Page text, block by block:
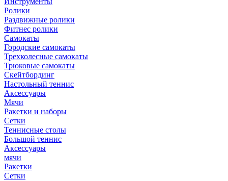
Ролики
Раздвижные ролики
Фитнес ролики
Самокаты
Городские самокаты
Трехколесные самокаты
Трюковые самокаты
Скейтбординг
Настольный теннис
Аксессуары
Мячи
Ракетки и наборы
Сетки
Теннисные столы
Большой теннис
Аксессуары
мячи
Ракетки
Сетки